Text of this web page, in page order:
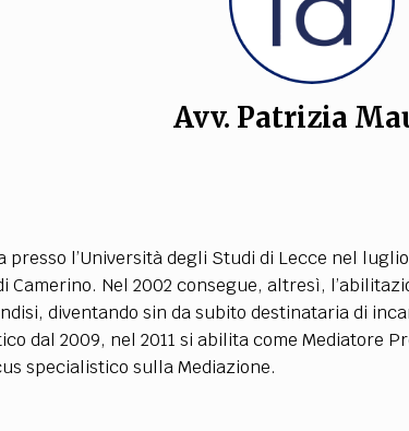
INNOVAZIONE
TEAM
REDAZIONE COMITATO SCIENTIFICO AUTORI CURATORI
Avv. Patrizia
l’Università degli Studi di Lecce nel
Camerino. Nel 2002 consegue, altresì,
diventando sin da subito destinataria di
dal 2009, nel 2011 si abilita come Mediatore
specialistico sulla Mediazione.